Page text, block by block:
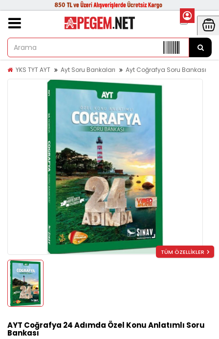
YKS TYT AYT Ayt Soru Bankaları Ayt Coğrafya Soru Bankası
TÜM ÖZELLİKLER
AYT Coğrafya 24 Adımda Özel Konu Anlatımlı Soru
Bankası